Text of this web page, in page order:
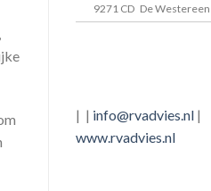
9271 CD De Westereen
| | info@rvadvies.nl|
www.rvadvies.nl